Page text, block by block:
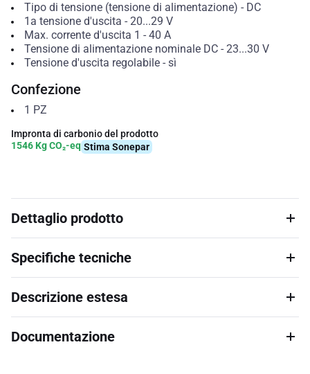
Tipo di tensione (tensione di alimentazione) - DC
1a tensione d'uscita - 20...29 V
Max. corrente d'uscita 1 - 40 A
Tensione di alimentazione nominale DC- 23...30 V
Tensione d'uscita regolabile- sì
Confezione
1 PZ
Impronta di carbonio del prodotto
1546 Kg CO₂-eq Stima Sonepar
Dettaglio prodotto
Specifiche tecniche
Descrizione estesa
Documentazione